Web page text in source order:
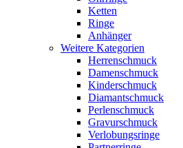
Ketten
Ringe
Anhänger
Weitere Kategorien
Herrenschmuck
Damenschmuck
Kinderschmuck
Diamantschmuck
Perlenschmuck
Gravurschmuck
Verlobungsringe